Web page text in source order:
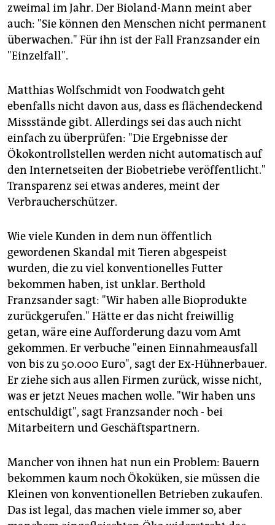
zweimal im Jahr. Der Bioland-Mann meint aber
auch: "Sie können den Menschen nicht permanent
überwachen." Für ihn ist der Fall Franzsander ein
"Einzelfall".
Matthias Wolfschmidt von Foodwatch geht
ebenfalls nicht davon aus, dass es flächendeckend
Missstände gibt. Allerdings sei das auch nicht
einfach zu überprüfen: "Die Ergebnisse der
Ökokontrollstellen werden nicht automatisch auf
den Internetseiten der Biobetriebe veröffentlicht."
Transparenz sei etwas anderes, meint der
Verbraucherschützer.
Wie viele Kunden in dem nun öffentlich
gewordenen Skandal mit Tieren abgespeist
wurden, die zu viel konventionelles Futter
bekommen haben, ist unklar. Berthold
Franzsander sagt: "Wir haben alle Bioprodukte
zurückgerufen." Hätte er das nicht freiwillig
getan, wäre eine Aufforderung dazu vom Amt
gekommen. Er verbuche "einen Einnahmeausfall
von bis zu 50.000 Euro", sagt der Ex-Hühnerbauer.
Er ziehe sich aus allen Firmen zurück, wisse nicht,
was er jetzt Neues machen wolle. "Wir haben uns
entschuldigt", sagt Franzsander noch - bei
Mitarbeitern und Geschäftspartnern.
Mancher von ihnen hat nun ein Problem: Bauern
bekommen kaum noch Ökoküken, sie müssen die
Kleinen von konventionellen Betrieben zukaufen.
Das ist legal, das machen viele immer so, aber